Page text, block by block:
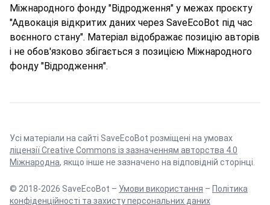
Міжнародного фонду "Відродження" у межах проєкту
"Адвокація відкритих даних через SaveEcoBot під час
воєнного стану". Матеріал відображає позицію авторів
і не обов'язково збігається з позицією Міжнародного
фонду "Відродження".
Усі матеріали на сайті SaveEcoBot розміщені на умовах
ліцензії Creative Commons із зазначенням авторства 4.0
Міжнародна, якщо інше не зазначено на відповідній сторінці.
© 2018-2026 SaveEcoBot – Умови використання – Політика
конфіденційності та захисту персональних даних